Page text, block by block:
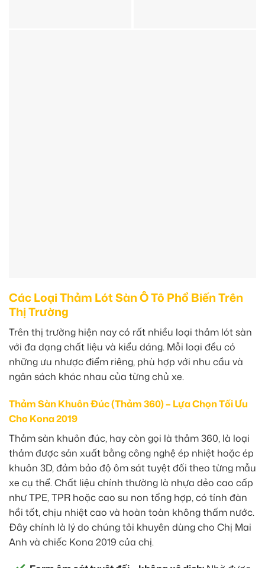
Các Loại Thảm Lót Sàn Ô Tô Phổ Biến Trên
Thị Trường
Trên thị trường hiện nay có rất nhiều loại thảm lót sàn
với đa dạng chất liệu và kiểu dáng. Mỗi loại đều có
những ưu nhược điểm riêng, phù hợp với nhu cầu và
ngân sách khác nhau của từng chủ xe.
Thảm Sàn Khuôn Đúc (Thảm 360) – Lựa Chọn Tối Ưu
Cho Kona 2019
Thảm sàn khuôn đúc, hay còn gọi là thảm 360, là loại
thảm được sản xuất bằng công nghệ ép nhiệt hoặc ép
khuôn 3D, đảm bảo độ ôm sát tuyệt đối theo từng mẫu
xe cụ thể. Chất liệu chính thường là nhựa dẻo cao cấp
như TPE, TPR hoặc cao su non tổng hợp, có tính đàn
hồi tốt, chịu nhiệt cao và hoàn toàn không thấm nước.
Đây chính là lý do chúng tôi khuyên dùng cho Chị Mai
Anh và chiếc Kona 2019 của chị.